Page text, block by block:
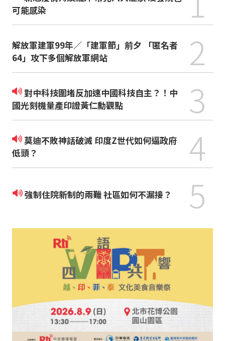
可能感染
解放軍建軍99年／「建軍節」前夕 「匿名者
64」攻下多個解放軍網站
2
對中科技圍堵反加速中國科技自主？！中
國光刻機量產印證黃仁勳觀點
3
莫迪不敗神話破滅 印度Z世代如何逼政府
低頭？
4
強制住院新制的兩難 社區如何不漏接？ 5